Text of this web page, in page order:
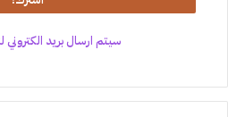
سيتم ارسال بريد الكتروني